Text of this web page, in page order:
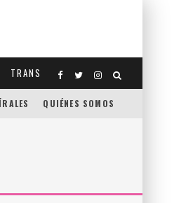
TRANS
QUIÉNES SOMOS